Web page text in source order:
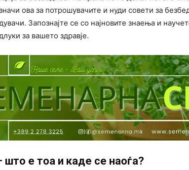
ова за потрошувачите и нуди совети за
Запознајте се со најновите знаења и
за вашето здравје.
што е тоа и каде се наоѓа?